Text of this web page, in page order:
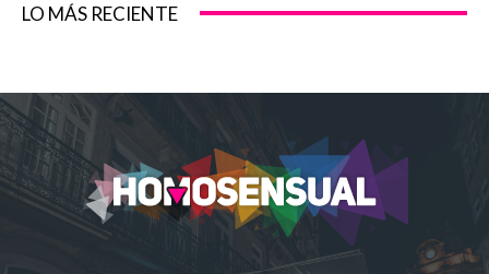
LO MÁS RECIENTE